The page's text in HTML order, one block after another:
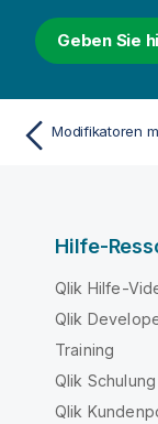
Geben Sie
Hilfe-
Qlik Hilfe-
Qlik
Training
Qlik Schulung
Qlik